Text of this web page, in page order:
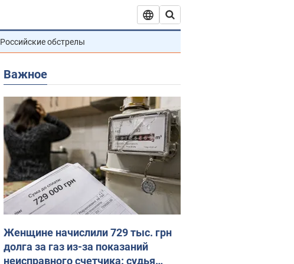
Российские обстрелы
Важное
Женщине начислили 729 тыс. грн
долга за газ из-за показаний
неисправного счетчика: судья